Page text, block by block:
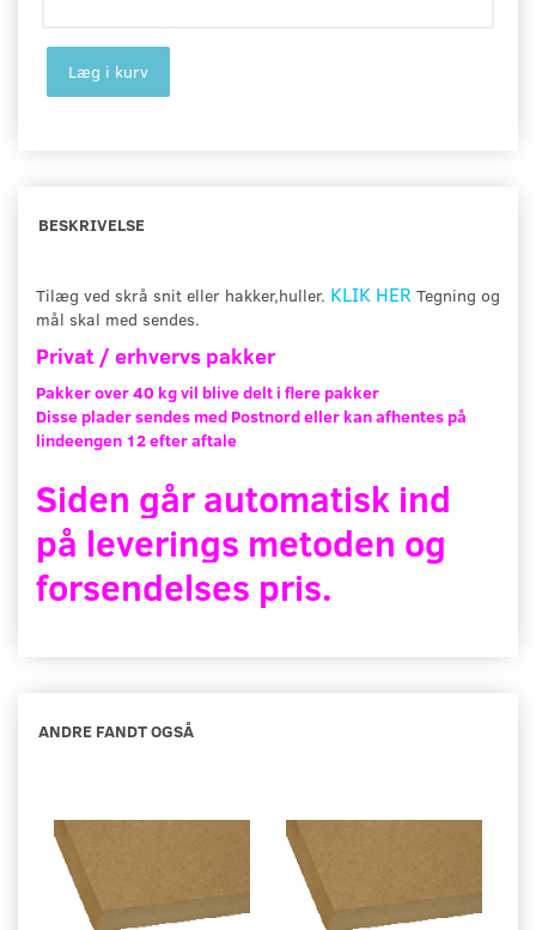
Læg i kurv
BESKRIVELSE
Tilæg ved skrå snit eller hakker,huller. KLIK HER Tegning og
mål skal med sendes.
Privat / erhvervs pakker
Pakker over 40 kg vil blive delt i flere pakker
Disse plader sendes med Postnord eller kan afhentes på
lindeengen 12 efter aftale
Siden går automatisk ind
på leverings metoden og
forsendelses pris.
ANDRE FANDT OGSÅ